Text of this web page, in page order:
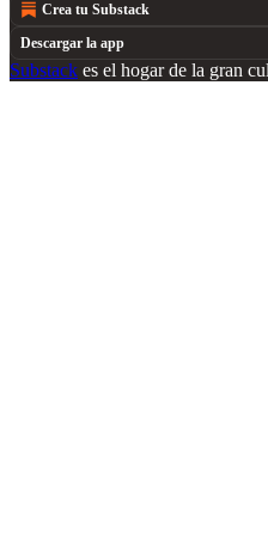
Crea tu Substack
Descargar la app
Substack es el hogar de la gran